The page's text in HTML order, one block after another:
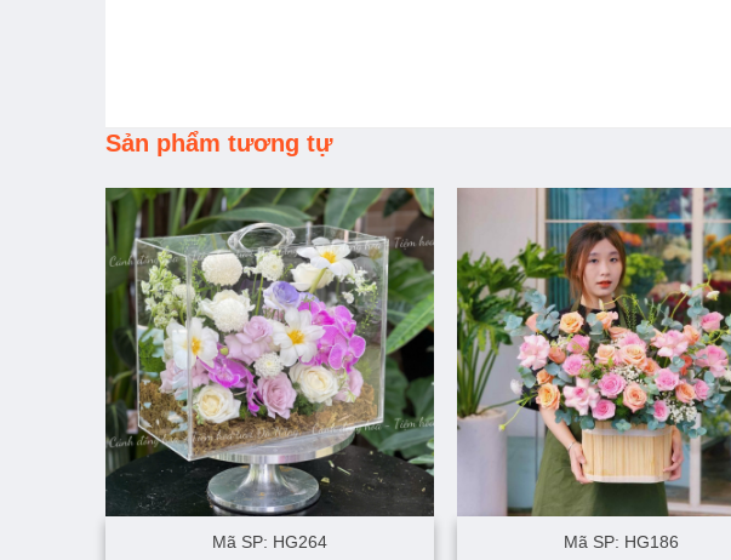
Sản phẩm tương tự
Mã SP: HG264
Mã SP: HG186